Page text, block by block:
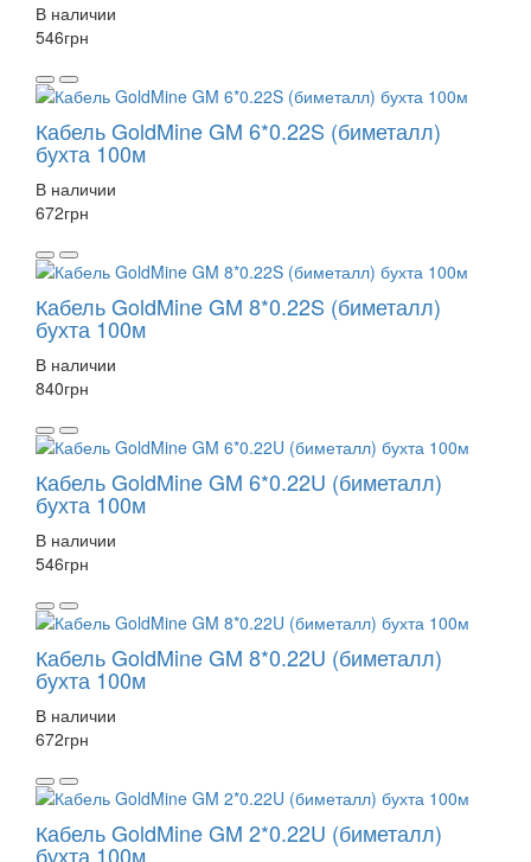
В наличии
546грн
Кабель GoldMine GM 6*0.22S (биметалл)
бухта 100м
В наличии
672грн
Кабель GoldMine GM 8*0.22S (биметалл)
бухта 100м
В наличии
840грн
Кабель GoldMine GM 6*0.22U (биметалл)
бухта 100м
В наличии
546грн
Кабель GoldMine GM 8*0.22U (биметалл)
бухта 100м
В наличии
672грн
Кабель GoldMine GM 2*0.22U (биметалл)
бухта 100м